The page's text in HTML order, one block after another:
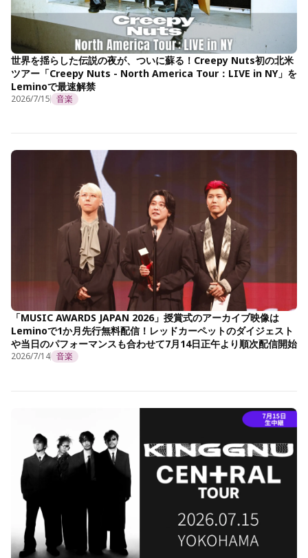
世界を揺らした伝説の夜が、ついに蘇る！Creepy Nuts初の北米
ツアー「Creepy Nuts - North America Tour：LIVE in NY」を
Leminoで最速解禁
2026/7/15 音楽
「MUSIC AWARDS JAPAN 2026」授賞式のアーカイブ映像は
Leminoで1か月先行無料配信！レッドカーペットのダイジェスト
や当日のパフォーマンスも合わせて7月14日正午より順次配信開始
2026/7/14 音楽